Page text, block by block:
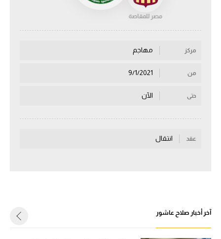
أقسام
منتخب مصر
مصر للمقاصة
مركز مهاجم
من
حتى الآن
عقد انتقال
آخر أخبار صلاح عاشور